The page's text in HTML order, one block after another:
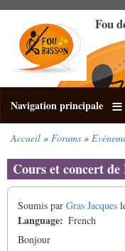
contenu
principal
Fou
Navigation principale
d'Ariane
Accueil Forums
Cours et concert
Soumis par Gras Jacques
Language
French
Bonjour